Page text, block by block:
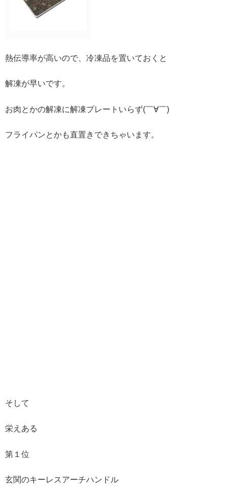
熱伝導率が高いので、冷凍品を置いておくと
解凍が早いです。
お肉とかの解凍に解凍プレートいらず(￣∀￣)
フライパンとかも直置きできちゃいます。
そして
栄えある
第１位
玄関のキーレスアーチハンドル